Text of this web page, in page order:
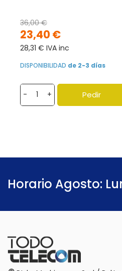
23,40 €
36,00 €
28,31 € IVA inc
DISPONIBILIDAD de 2-3 días
- + Pedir
Horario Agosto: